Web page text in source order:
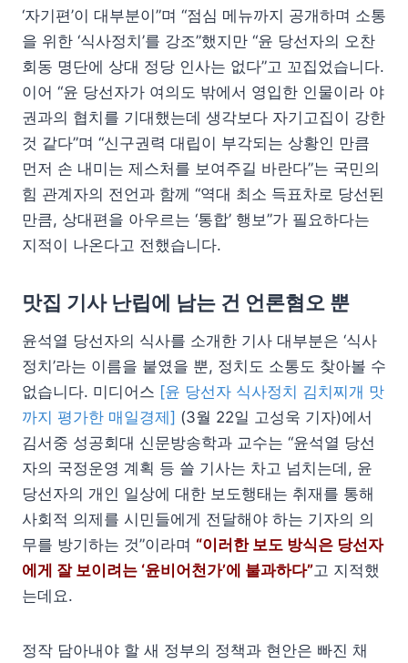
‘자기편’이 대부분이”며 “점심 메뉴까지 공개하며 소통
을 위한 ‘식사정치’를 강조”했지만 “윤 당선자의 오찬
회동 명단에 상대 정당 인사는 없다”고 꼬집었습니다.
이어 “윤 당선자가 여의도 밖에서 영입한 인물이라 야
권과의 협치를 기대했는데 생각보다 자기고집이 강한
것 같다”며 “신구권력 대립이 부각되는 상황인 만큼
먼저 손 내미는 제스처를 보여주길 바란다”는 국민의
힘 관계자의 전언과 함께 “역대 최소 득표차로 당선된
만큼, 상대편을 아우르는 ‘통합’ 행보”가 필요하다는
지적이 나온다고 전했습니다.
맛집 기사 난립에 남는 건 언론혐오 뿐
윤석열 당선자의 식사를 소개한 기사 대부분은 ‘식사
정치’라는 이름을 붙였을 뿐, 정치도 소통도 찾아볼 수
없습니다. 미디어스 [윤 당선자 식사정치 김치찌개 맛
까지 평가한 매일경제] (3월 22일 고성욱 기자)에서
김서중 성공회대 신문방송학과 교수는 “윤석열 당선
자의 국정운영 계획 등 쓸 기사는 차고 넘치는데, 윤
당선자의 개인 일상에 대한 보도행태는 취재를 통해
사회적 의제를 시민들에게 전달해야 하는 기자의 의
무를 방기하는 것”이라며 “이러한 보도 방식은 당선자
에게 잘 보이려는 ‘윤비어천가’에 불과하다”고 지적했
는데요.
정작 담아내야 할 새 정부의 정책과 현안은 빠진 채